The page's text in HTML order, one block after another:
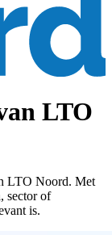
LTO
LTO Noord. Met
sector of
is.